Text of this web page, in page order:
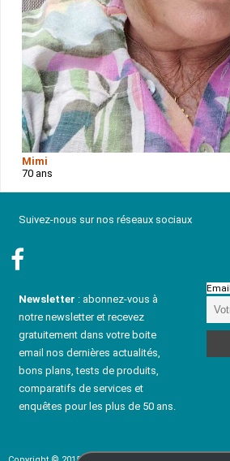
Mimi
70 ans
Suivez-nous sur nos réseaux sociaux
Newsletter : abonnez-vous à
notre newsletter et recevez
gratuitement dans votre boite
email nos dernières actualités,
bons plans, tests de produits,
comparatifs de services et
enquêtes pour les plus de 50 ans.
Email